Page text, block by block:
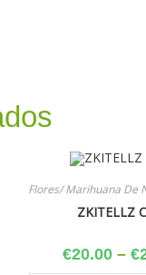
Flores/ Marihuana De
ZKITELLZ
€20.00 – €